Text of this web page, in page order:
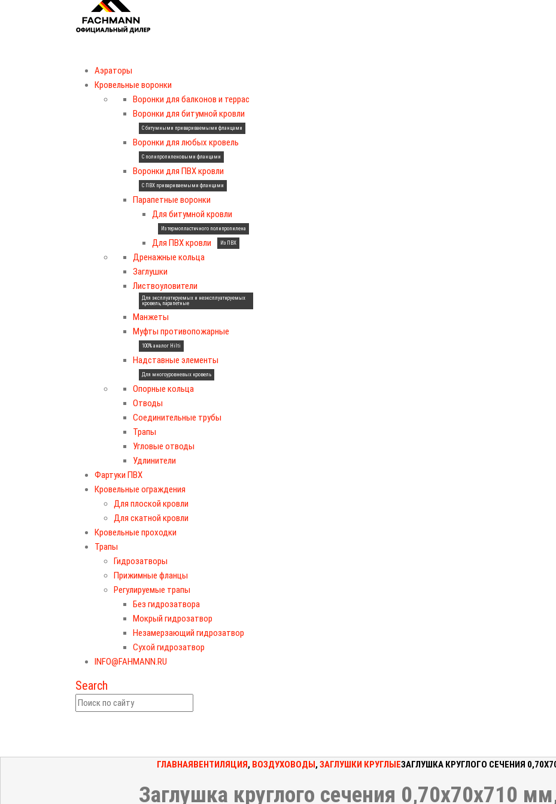
Аэраторы
Кровельные воронки
Воронки для балконов и террас
Воронки для битумной кровли
С битумными привариваемыми фланцами
Воронки для любых кровель
С полипропиленовыми фланцами
Воронки для ПВХ кровли
С ПВХ привариваемыми фланцами
Парапетные воронки
Для битумной кровли
Из термопластичного полипропилена
Для ПВХ кровли Из ПВХ
Дренажные кольца
Заглушки
Листвоуловители
Для эксплуатируемых и неэксплуатируемых
кровель, парапетные
Манжеты
Муфты противопожарные
100% аналог Hilti
Надставные элементы
Для многоуровневых кровель
Опорные кольца
Отводы
Соединительные трубы
Трапы
Угловые отводы
Удлинители
Фартуки ПВХ
Кровельные ограждения
Для плоской кровли
Для скатной кровли
Кровельные проходки
Трапы
Гидрозатворы
Прижимные фланцы
Регулируемые трапы
Без гидрозатвора
Мокрый гидрозатвор
Незамерзающий гидрозатвор
Сухой гидрозатвор
INFO@FAHMANN.RU
Search
ГЛАВНАЯВЕНТИЛЯЦИЯ, ВОЗДУХОВОДЫ,ЗАГЛУШКИ КРУГЛЫЕЗАГЛУШКА КРУГЛОГО СЕЧЕНИЯ
Заглушка круглого сечения 0,70x70x710